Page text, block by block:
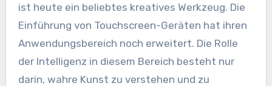
ist heute ein beliebtes kreatives Werkzeug. Die
Einführung von Touchscreen-Geräten hat ihren
Anwendungsbereich noch erweitert. Die Rolle
der Intelligenz in diesem Bereich besteht nur
darin, wahre Kunst zu verstehen und zu